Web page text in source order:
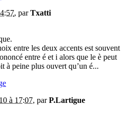
, parTxatti
entre les deux accents est souvent
entre é et i alors que le è peut
à peine plus ouvert qu’un é...
à 17:07, parP.Lartigue